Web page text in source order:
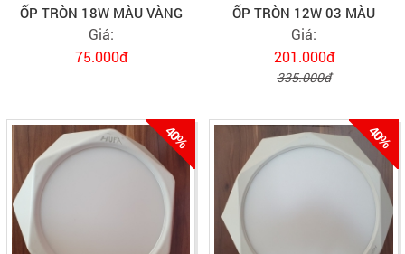
ỐP TRÒN 18W MÀU VÀNG
Giá:
75.000đ
ỐP TRÒN 12W 03 MÀU
Giá:
201.000đ
335.000đ
40% 40%